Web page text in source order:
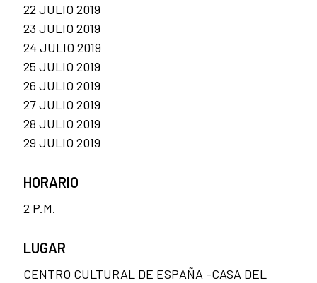
22 JULIO 2019
23 JULIO 2019
24 JULIO 2019
25 JULIO 2019
26 JULIO 2019
27 JULIO 2019
28 JULIO 2019
29 JULIO 2019
HORARIO
2 P.M.
LUGAR
CENTRO CULTURAL DE ESPAÑA -CASA DEL